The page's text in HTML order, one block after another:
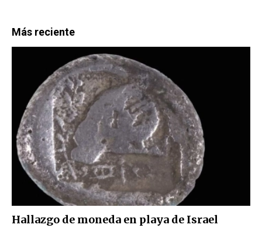
Más reciente
Hallazgo de moneda en playa de Israel